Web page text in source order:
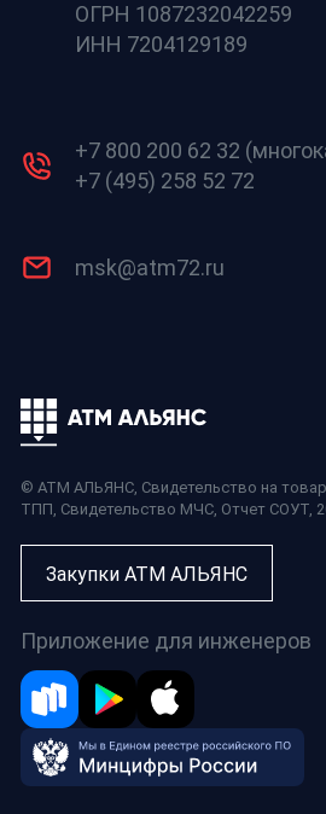
ОГРН 1087232042259
ИНН 7204129189
+7 800 200 62 32
+7 (495) 258 52 72
msk@atm72.ru
© АТМ АЛЬЯНС, Свидетельство на
ТПП, Свидетельство МЧС, Отчет СОУТ,
Закупки АТМ АЛЬЯНС
Приложение для инженеров